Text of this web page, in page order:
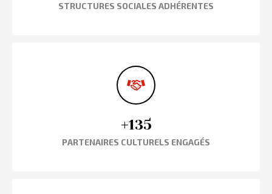
STRUCTURES SOCIALES ADHÉRENTES
+135
PARTENAIRES CULTURELS ENGAGÉS